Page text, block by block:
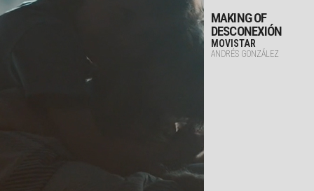
MAKING OF
DESCONEXIÓN
MOVISTAR
ANDRÉS GONZÁLEZ